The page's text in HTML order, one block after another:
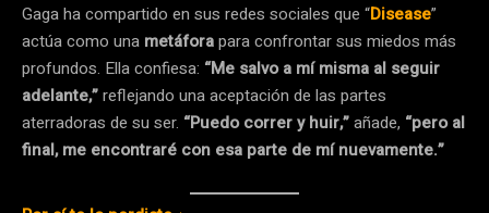
Gaga ha compartido en sus redes sociales que “Disease”
actúa como una metáforapara confrontar sus miedos más
profundos. Ella confiesa: “Me salvo a mí misma al seguir
adelante,”reflejando una aceptación de las partes
aterradoras de su ser. “Puedo correr y huir,”añade, “pero al
final, me encontraré con esa parte de mí nuevamente.”